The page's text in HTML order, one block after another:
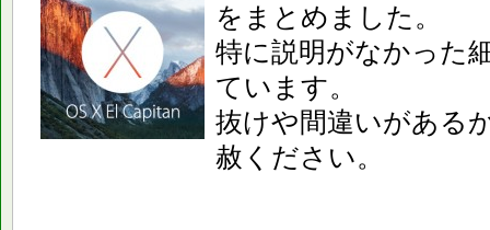
をまとめました。
特に説明がなかった
ています。
抜けや間違いがある
赦ください。